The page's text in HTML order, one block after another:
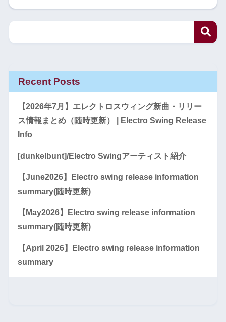
Recent Posts
【2026年7月】エレクトロスウィング新曲・リリー
ス情報まとめ（随時更新） | Electro Swing Release
Info
[dunkelbunt]/Electro Swingアーティスト紹介
【June2026】Electro swing release information
summary(随時更新)
【May2026】Electro swing release information
summary(随時更新)
【April 2026】Electro swing release information
summary